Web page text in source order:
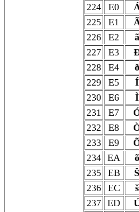
224
E0
225
E1
226
E2 ã
227
E3
228
E4 ð
229
E5 Í
230
E6 Ì
231
E7
232
E8
233
E9
234
EA õ
235
EB Š
236
EC š
237
ED